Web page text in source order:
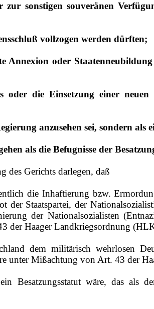
zur sonstigen souveränen
vollzogen werden dürften;
Annexion oder
oder die Einsetzung einer
anzusehen sei, sondern
als die Befugnisse der
des Gerichts darlegen, daß
die Inhaftierung bzw.
der Staatspartei, der
der Nationalsozialisten
der Haager Landkriegsordnung
dem militärisch wehrlosen
unter Mißachtung von Art. 43 der
Besatzungsstatut wäre, das als